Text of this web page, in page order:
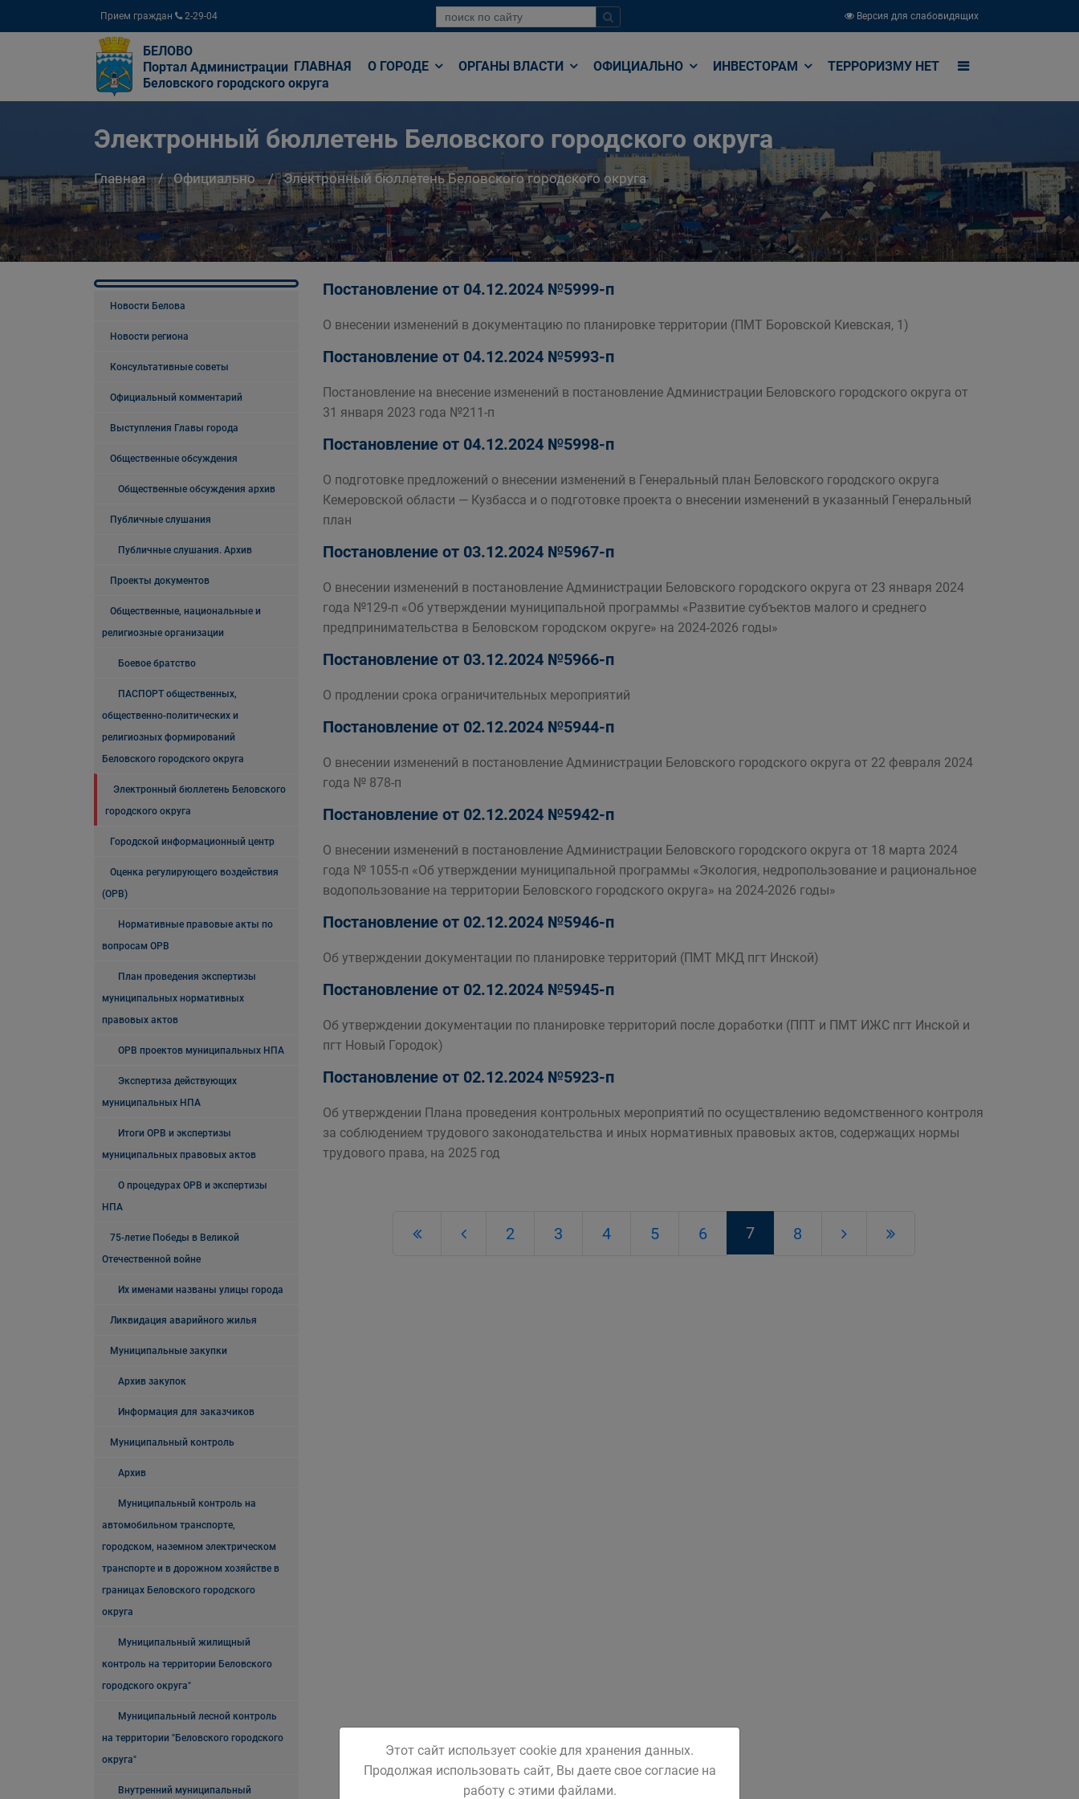
Прием граждан 2-29-04 Версия для слабовидящих
БЕЛОВО
Портал Администрации
Беловского городского округа
ГЛАВНАЯ О ГОРОДЕ ОРГАНЫ ВЛАСТИ ОФИЦИАЛЬНО ИНВЕСТОРАМ ТЕРРОРИЗМУ НЕТ
Электронный бюллетень Беловского городского округа
Главная Официально Электронный бюллетень Беловского городского округа
Новости Белова
Новости региона
Консультативные советы
Официальный комментарий
Выступления Главы города
Общественные обсуждения
Общественные обсуждения архив
Публичные слушания
Публичные слушания. Архив
Проекты документов
Общественные, национальные и
религиозные организации
Боевое братство
ПАСПОРТ общественных,
общественно-политических и
религиозных формирований
Беловского городского округа
Электронный бюллетень Беловского
городского округа
Городской информационный центр
Оценка регулирующего воздействия
(ОРВ)
Нормативные правовые акты по
вопросам ОРВ
План проведения экспертизы
муниципальных нормативных
правовых актов
ОРВ проектов муниципальных НПА
Экспертиза действующих
муниципальных НПА
Итоги ОРВ и экспертизы
муниципальных правовых актов
О процедурах ОРВ и экспертизы
НПА
75-летие Победы в Великой
Отечественной войне
Их именами названы улицы города
Ликвидация аварийного жилья
Муниципальные закупки
Архив закупок
Информация для заказчиков
Муниципальный контроль
Архив
Муниципальный контроль на
автомобильном транспорте,
городском, наземном электрическом
транспорте и в дорожном хозяйстве в
границах Беловского городского
округа
Муниципальный жилищный
контроль на территории Беловского
городского округа"
Муниципальный лесной контроль
на территории "Беловского городского
округа"
Внутренний муниципальный
Постановление от 04.12.2024 №5999-п
О внесении изменений в документацию по планировке территории (ПМТ Боровской Киевская, 1)
Постановление от 04.12.2024 №5993-п
Постановление на внесение изменений в постановление Администрации Беловского городского округа от
31 января 2023 года №211-п
Постановление от 04.12.2024 №5998-п
О подготовке предложений о внесении изменений в Генеральный план Беловского городского округа
Кемеровской области — Кузбасса и о подготовке проекта о внесении изменений в указанный Генеральный
план
Постановление от 03.12.2024 №5967-п
О внесении изменений в постановление Администрации Беловского городского округа от 23 января 2024
года №129-п «Об утверждении муниципальной программы «Развитие субъектов малого и среднего
предпринимательства в Беловском городском округе» на 2024-2026 годы»
Постановление от 03.12.2024 №5966-п
О продлении срока ограничительных мероприятий
Постановление от 02.12.2024 №5944-п
О внесении изменений в постановление Администрации Беловского городского округа от 22 февраля 2024
года № 878-п
Постановление от 02.12.2024 №5942-п
О внесении изменений в постановление Администрации Беловского городского округа от 18 марта 2024
года № 1055-п «Об утверждении муниципальной программы «Экология, недропользование и рациональное
водопользование на территории Беловского городского округа» на 2024-2026 годы»
Постановление от 02.12.2024 №5946-п
Об утверждении документации по планировке территорий (ПМТ МКД пгт Инской)
Постановление от 02.12.2024 №5945-п
Об утверждении документации по планировке территорий после доработки (ППТ и ПМТ ИЖС пгт Инской и
пгт Новый Городок)
Постановление от 02.12.2024 №5923-п
Об утверждении Плана проведения контрольных мероприятий по осуществлению ведомственного контроля
за соблюдением трудового законодательства и иных нормативных правовых актов, содержащих нормы
трудового права, на 2025 год
2 3 4 5 6 7 8
Этот сайт использует cookie для хранения данных.
Продолжая использовать сайт, Вы даете свое согласие на
работу с этими файлами.